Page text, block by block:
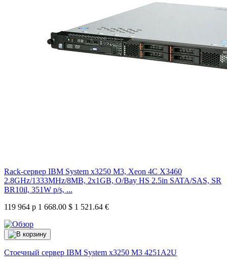
Rack-сервер IBM System x3250 M3, Xeon 4C X3460
2.8GHz/1333MHz/8MB, 2x1GB, O/Bay HS 2.5in SATA/SAS, SR
BR10il, 351W p/s, ...
119 964 р 1 668.00 $ 1 521.64 €
Стоечный сервер IBM System x3250 M3 4251A2U